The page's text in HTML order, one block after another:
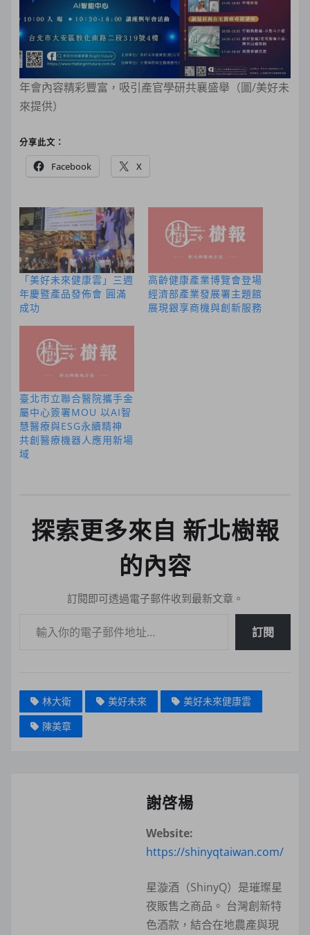
年會內容精彩豐富，吸引產官學研共襄盛舉（圖/美好未
來提供）
分享此文：
Facebook X
「美好未來健康雲」三週
年慶暨產品發佈會 圓滿
成功
高齡健康產業博覽會登場
經濟部產業發展署主題館
展現銀享商機與創新服務
臺北市立聯合醫院攜手金
屬中心簽署MOU 以AI智
慧醫療與ESG永續精神
共創醫療機器人應用新場
域
探索更多來自 新北樹報
的內容
訂閱即可透過電子郵件收到最新文章。
訂閱
林大衛 美好未來
美好未來健康雲
陳美章
謝啓楊
Website:
https://shinyqtaiwan.com/
星漩酒（ShinyQ）是璀璨星
夜販售之商品。 台灣創新特
色酒款，結合在地農產與現